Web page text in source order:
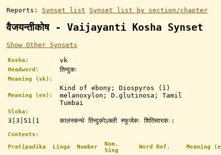
Reports: Synset list Synset list by section/chapter
वैजयन्तीकोष - Vaijayanti Kosha Synset
Show Other Synsets
Kosha: vk
Headword: तिन्दुकः
Meaning (sk):
Meaning (en):
Kind of ebony; Diospyros (ī)
melanoxylon; D.glutinosa; Tamil
Tumbai
Sloka:
3|3|51|1 कालस्कन्धे तिन्दुकोऽक्ली स्फूर्जकः शितिसारकः।
Contents:
Pratipadika
Linga Number
Nom.
Sing
Word Ref. Meaning